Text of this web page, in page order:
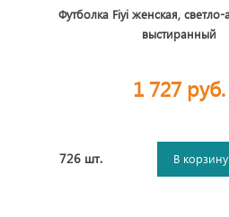
Футболка Fiyi женская,
выстиранный
1 727 руб.
726 шт. В корзину